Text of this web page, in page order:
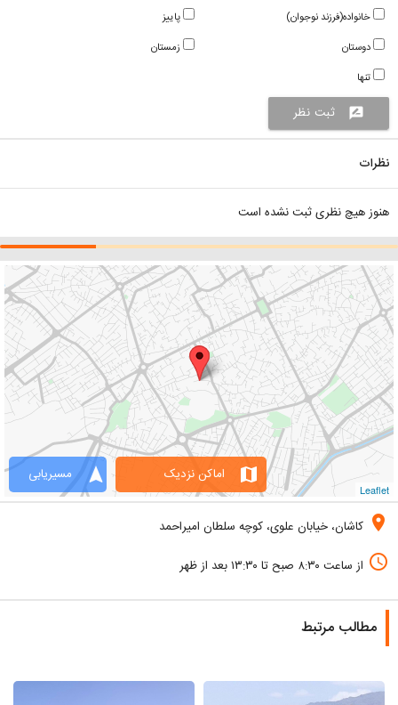
پاییز
زمستان
خانواده(فرزند نوجوان)
دوستان
تنها
rate_review ثبت نظر
نظرات
هنوز هیچ نظری ثبت نشده است
Leaflet
navigation مسیریابی map اماکن نزدیک
location_on کاشان، خیابان علوی، کوچه سلطان امیراحمد
access_time از ساعت ۸:۳۰ صبح تا ۱۳:۳۰ بعد از ظهر
مطالب مرتبط